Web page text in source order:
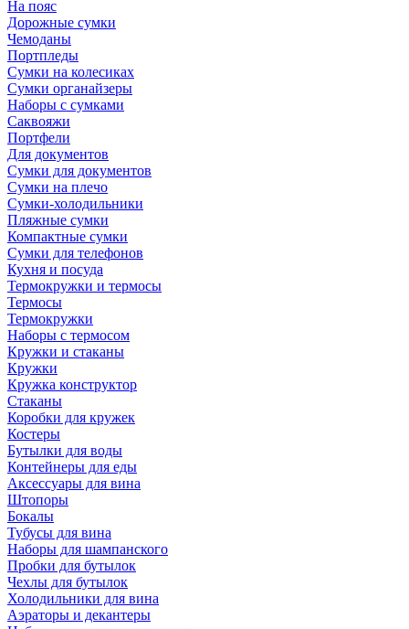
На пояс
Дорожные сумки
Чемоданы
Портпледы
Сумки на колесиках
Сумки органайзеры
Наборы с сумками
Саквояжи
Портфели
Для документов
Сумки для документов
Сумки на плечо
Сумки-холодильники
Пляжные сумки
Компактные сумки
Сумки для телефонов
Кухня и посуда
Термокружки и термосы
Термосы
Термокружки
Наборы с термосом
Кружки и стаканы
Кружки
Кружка конструктор
Стаканы
Коробки для кружек
Костеры
Бутылки для воды
Контейнеры для еды
Аксессуары для вина
Штопоры
Бокалы
Тубусы для вина
Наборы для шампанского
Пробки для бутылок
Чехлы для бутылок
Холодильники для вина
Аэраторы и декантеры